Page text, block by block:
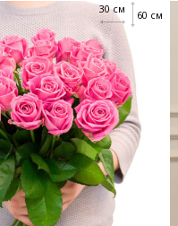
60 см
30 см